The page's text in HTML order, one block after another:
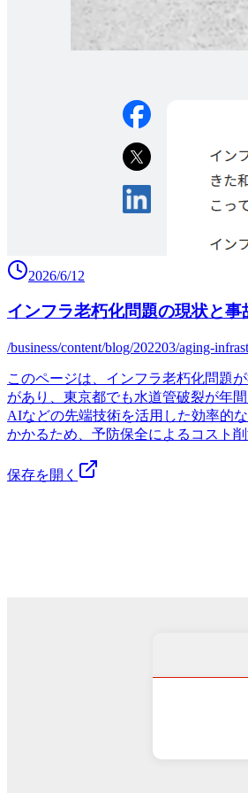
2026/6/12
インフラ老朽化問題の現状と
/business/content/blog/202203/aging-
このページは、インフラ老朽化問題
があり、東京都でも水道管破裂が年
AIなどの先端技術を活用した効率的
かかるため、予防保全によるコスト
保存を開く